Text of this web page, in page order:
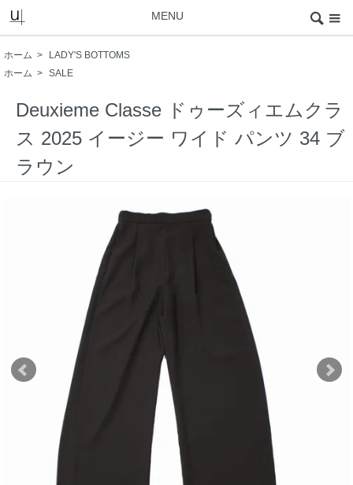
MENU
ホーム >
LADY'S BOTTOMS
ホーム > SALE
Deuxieme Classe ドゥーズィエムクラ
ス 2025 イージー ワイド パンツ 34 ブ
ラウン